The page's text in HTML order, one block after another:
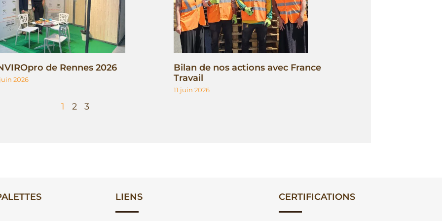
de Rennes 2026
2026
Bilan de nos actions avec France
Travail
11 juin 2026
1 2 3
LIENS CERTIFICATIONS